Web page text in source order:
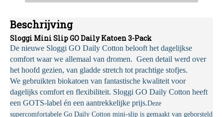
Beschrijving
Sloggi Mini Slip GO Daily Katoen 3-Pack
De nieuwe Sloggi GO Daily Cotton belooft het dagelijkse
comfort waar we allemaal van dromen. Geen detail werd over
het hoofd gezien, van gladde stretch tot prachtige stofjes.
We gebruikten biokatoen van fantastische kwaliteit voor
dagelijks comfort en flexibiliteit. Sloggi GO Daily Cotton heeft
een GOTS-label én een aantrekkelijke prijs.Deze
supercomfortabele Go Daily Cotton mini-slip is gemaakt van geborsteld